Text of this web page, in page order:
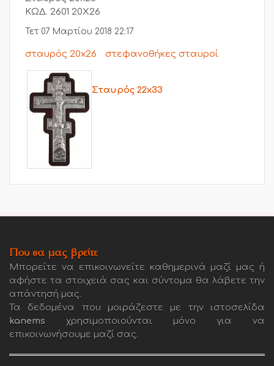
ΚΩΔ. 2601 20Χ26
Τετ 07 Μαρτίου 2018 22:17
σταυρός 20x26 στεφανοθήκες σταυροί
Σταυρός 22x33
Που θα μας βρείτε
Μπορείτε να επικοινωνείτε καθημερινά μαζί μας ή
αφήστε τα στοιχειά σας και σύντομα θα λάβετε την
απάντησή μας.
Τα δεδομένα που μοιράζεστε με την ιστοσελίδα
kanems χρησιμοποιούνται μόνο για να
επικοινωνήσουμε μαζί σας.